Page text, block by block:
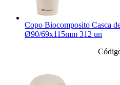
Copo Biocomposito Casca
Ø90/69x115mm 312 un